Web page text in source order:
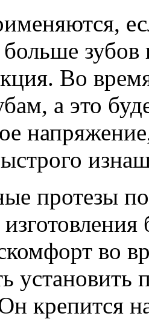
зубов
Во
а это
протезы
во
установить
крепится